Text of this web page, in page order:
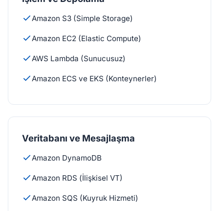
Amazon S3 (Simple Storage)
Amazon EC2 (Elastic Compute)
AWS Lambda (Sunucusuz)
Amazon ECS ve EKS (Konteynerler)
Veritabanı ve Mesajlaşma
Amazon DynamoDB
Amazon RDS (İlişkisel VT)
Amazon SQS (Kuyruk Hizmeti)